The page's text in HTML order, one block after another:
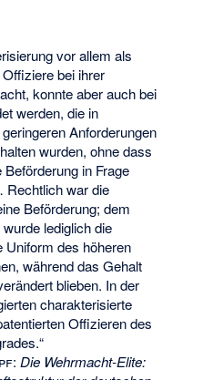
vor allem als
bei ihrer
konnte aber auch bei
werden, die in
Anforderungen
wurden, ohne dass
in Frage
war die
Beförderung; dem
lediglich die
Uniform des höheren
während das Gehalt
blieben. In der
charakterisierte
Offizieren des
: Die Wehrmacht-Elite: